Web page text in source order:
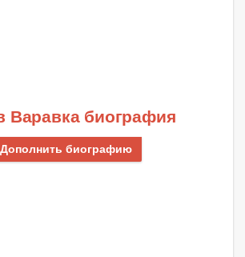
Варавка биография
Дополнить биографию